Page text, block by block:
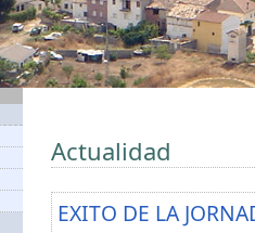
Actualidad
EXITO DE LA